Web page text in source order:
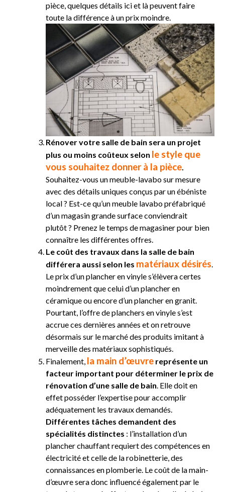
pièce, quelques détails ici et là peuvent faire
toute la différence à un prix moindre.
Rénover votre salle de bain sera un projet
plus ou moins coûteux selon le style que
vous souhaitez donner à la pièce.
Souhaitez-vous un meuble-lavabo sur mesure
avec des détails uniques conçus par un ébéniste
local ? Est-ce qu’un meuble lavabo préfabriqué
d’un magasin grande surface conviendrait
plutôt ? Prenez le temps de magasiner pour bien
connaître les différentes offres.
Le coût des travaux dans la salle de bain
différera aussi selon les matériaux désirés.
Le prix d’un plancher en vinyle s’élèvera certes
moindrement que celui d’un plancher en
céramique ou encore d’un plancher en granit.
Pourtant, l’offre de planchers en vinyle s’est
accrue ces dernières années et on retrouve
désormais sur le marché des produits imitant à
merveille des matériaux sophistiqués.
Finalement, la main d’œuvre représente un
facteur important pour déterminer le prix de
rénovation d’une salle de bain. Elle doit en
effet posséder l’expertise pour accomplir
adéquatement les travaux demandés.
Différentes tâches demandent des
spécialités distinctes : l’installation d’un
plancher chauffant requiert des compétences en
électricité et celle de la robinetterie, des
connaissances en plomberie. Le coût de la main-
d’œuvre sera donc influencé également par le